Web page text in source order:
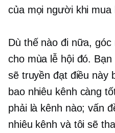
của mọi người khi mua
Dù thế nào đi nữa,
cho mùa lễ hội đó.
sẽ truyền đạt điều này
bao nhiêu kênh càng
phải là kênh nào; vấn
nhiêu kênh và tôi sẽ